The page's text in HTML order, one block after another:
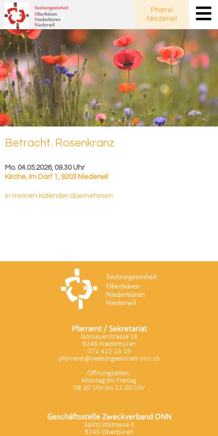
Pfarrei
Niederwil
Be­tracht. Ro­sen­kranz
Mo. 04.05.2026, 09.30 Uhr
Kirche, Im Dorf 1, 9203 Niederwil
in meinen Kalender übernehmen
Pfarramt / Sekretariat
Gossauerstrasse 18
9246 Niederbüren
071 422 13 19
pfarramt@seelsorgeeinheit-onn.ch
Öffnungzeiten:
Montag bis Freitag
08.30 Uhr bis 11.00 Uhr
Geschäftsstelle Zweckverband ONN
Spitzrütistrasse 4
9245 Oberbüren